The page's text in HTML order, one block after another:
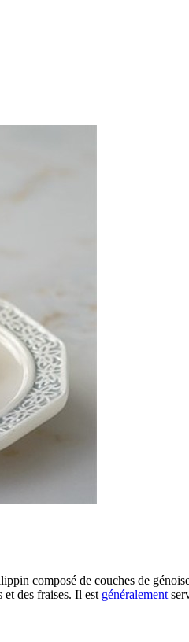
composé de couches de
et des fraises. Il est généralement